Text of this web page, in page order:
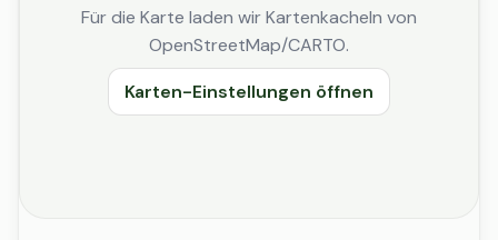
Für die Karte laden wir Kartenkacheln von
OpenStreetMap/CARTO.
Karten-Einstellungen öffnen